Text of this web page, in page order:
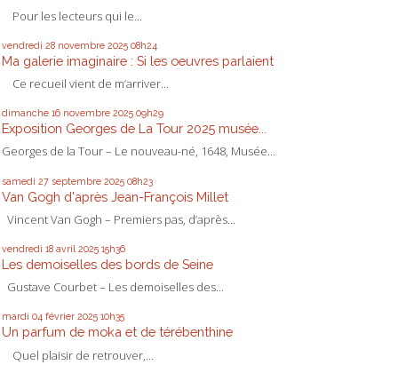
Pour les lecteurs qui le...
vendredi 28 novembre 2025 08h24
Ma galerie imaginaire : Si les oeuvres parlaient
Ce recueil vient de m’arriver...
dimanche 16 novembre 2025 09h29
Exposition Georges de La Tour 2025 musée...
Georges de la Tour – Le nouveau-né, 1648, Musée...
samedi 27 septembre 2025 08h23
Van Gogh d'après Jean-François Millet
Vincent Van Gogh – Premiers pas, d’après...
vendredi 18 avril 2025 15h36
Les demoiselles des bords de Seine
Gustave Courbet – Les demoiselles des...
mardi 04 février 2025 10h35
Un parfum de moka et de térébenthine
Quel plaisir de retrouver,...